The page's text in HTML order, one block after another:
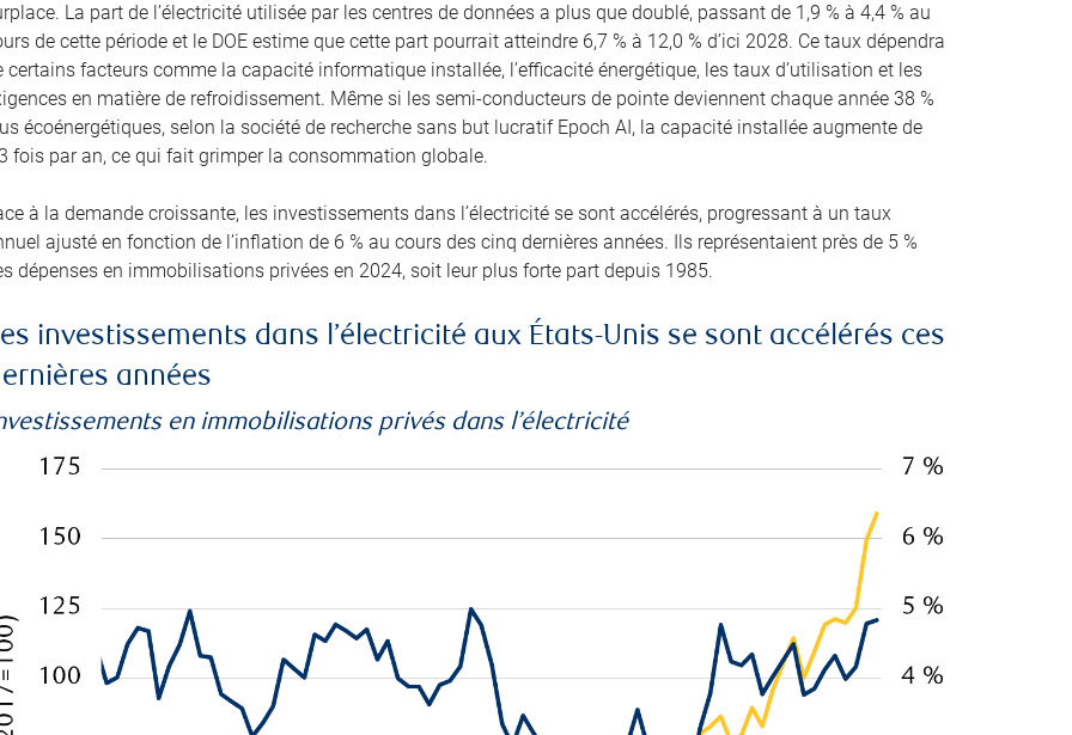
La part de l’électricité utilisée par les centres de données a plus que doublé, passant de 1,9 % à 4,4 % au
de cette période et le DOE estime que cette part pourrait atteindre 6,7 % à 12,0 % d’ici 2028. Ce taux dépendra
certains facteurs comme la capacité informatique installée, l’efficacité énergétique, les taux d’utilisation et les
en matière de refroidissement. Même si les semi-conducteurs de pointe deviennent chaque année 38 %
écoénergétiques, selon la société de recherche sans but lucratif Epoch AI, la capacité installée augmente de
fois par an, ce qui fait grimper la consommation globale.
à la demande croissante, les investissements dans l’électricité se sont accélérés, progressant à un taux
ajusté en fonction de l’inflation de 6 % au cours des cinq dernières années. Ils représentaient près de 5 %
dépenses en immobilisations privées en 2024, soit leur plus forte part depuis 1985.
investissements dans l’électricité aux États-Unis se sont accélérés ces
années
en immobilisations privés dans l’électricité